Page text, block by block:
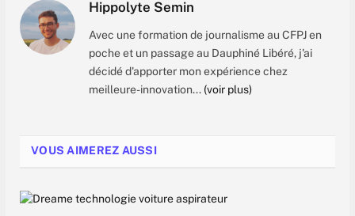
Hippolyte Semin
Avec une formation de journalisme au CFPJ en
poche et un passage au Dauphiné Libéré, j'ai
décidé d'apporter mon expérience chez
meilleure-innovation... (voir plus)
VOUS AIMEREZ AUSSI